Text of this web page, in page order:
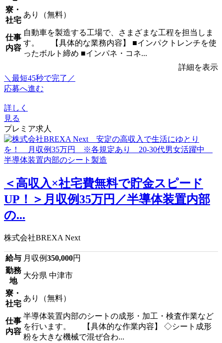
寮・
社宅
あり（無料）
仕事
内容
自動車を製造する工場で、さまざまな工程を担当しま
す。 【具体的な業務内容】 ■インパクトレンチを使
ったボルト締め ■インパネ・コネ...
詳細を表示
＼最短45秒で完了／
応募へ進む
詳しく
見る
プレミア求人
＜高収入×社宅費無料で貯金スピード
UP！＞月収例35万円／半導体装置内部
の...
株式会社BREXA Next
給与 月収例350,000円
勤務
地
大分県 中津市
寮・
社宅
あり（無料）
仕事
内容
半導体装置内部のシートの成形・加工・検査作業など
を行います。 【具体的な作業内容】 ◇シート成形
粉を大きな機械で混ぜ合わ...